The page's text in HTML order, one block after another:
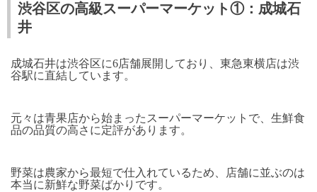
渋谷区の高級スーパーマーケット①：成城石
井
成城石井は渋谷区に6店舗展開しており、東急東横店は渋
谷駅に直結しています。
元々は青果店から始まったスーパーマーケットで、生鮮食
品の品質の高さに定評があります。
野菜は農家から最短で仕入れているため、店舗に並ぶのは
本当に新鮮な野菜ばかりです。